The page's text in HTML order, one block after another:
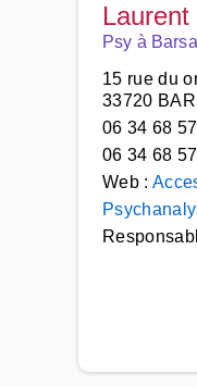
Psy à
15 rue du
33720
06 34 68
06 34 68
Web :